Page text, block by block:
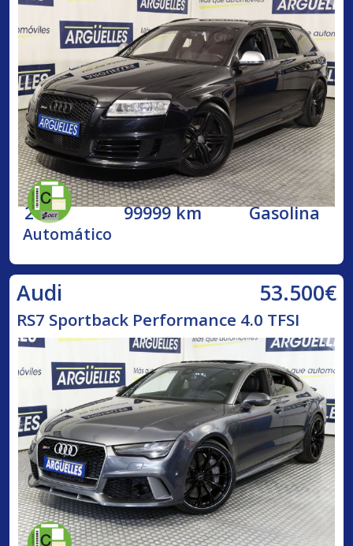
2009 99999 km Gasolina
Automático
Audi 53.500€
RS7 Sportback Performance 4.0 TFSI